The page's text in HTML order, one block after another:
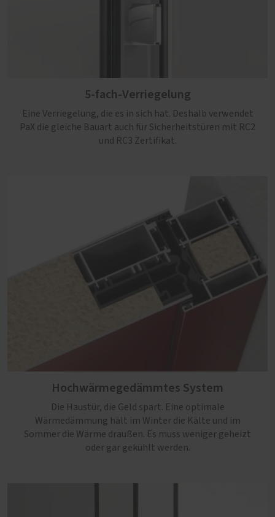
5-fach-Verriegelung
Eine Verriegelung, die es in sich hat. Deshalb verwendet
PaX die gleiche Bauart auch für Sicherheitstüren mit RC2
und RC3 Zertifikat.
Hochwärmegedämmtes System
Die Haustür, die Geld spart. Eine optimale
Wärmedämmung hält im Winter die Kälte und im
Sommer die Wärme draußen. Es muss weniger geheizt
oder gar gekühlt werden.